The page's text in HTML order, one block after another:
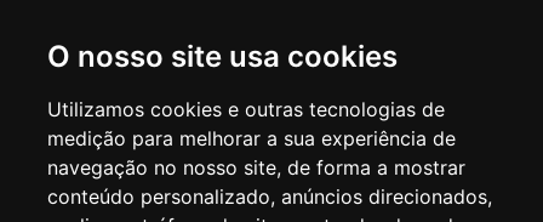
O nosso site usa cookies
Utilizamos cookies e outras tecnologias de
medição para melhorar a sua experiência de
navegação no nosso site, de forma a mostrar
conteúdo personalizado, anúncios direcionados,
SECRETARIA DE EDUCAÇÃO